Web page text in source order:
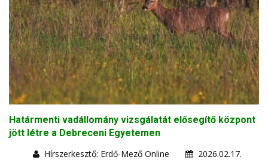
Határmenti vadállomány vizsgálatát elősegítő központ
jött létre a Debreceni Egyetemen
Hírszerkesztő: Erdő-Mező Online
2026.02.17.